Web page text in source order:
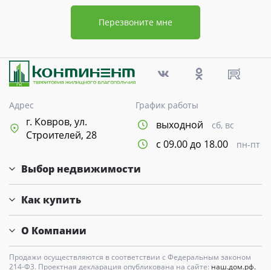
Перезвоните мне
Адрес
г. Ковров, ул.
Строителей, 28
График работы
выходной сб, вс
с 09.00 до 18.00 пн-пт
Выбор недвижимости
Как купить
О Компании
Продажи осуществляются в соответствии с Федеральным законом
214-Ф3. Проектная декларация опубликована на сайте: наш.дом.рф.